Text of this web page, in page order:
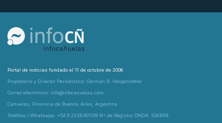
Portal de noticias fundado el 11 de octubre de 2006
Propietario y Director Periodístico: Germán R. Hergenrether
Correo electrónico: info@infocanuelas.com
Cañuelas, Provincia de Buenos Aires, Argentina
Teléfono / Whatsapp: +54 9 2226 601319 N° de Registro DNDA: 5343054